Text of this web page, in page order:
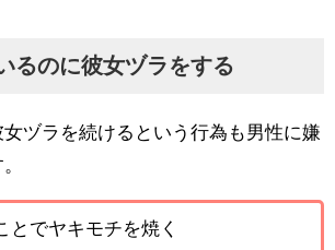
るのに彼女ヅラをする
ヅラを続けるという行為も男性に嫌
とでヤキモチを焼く